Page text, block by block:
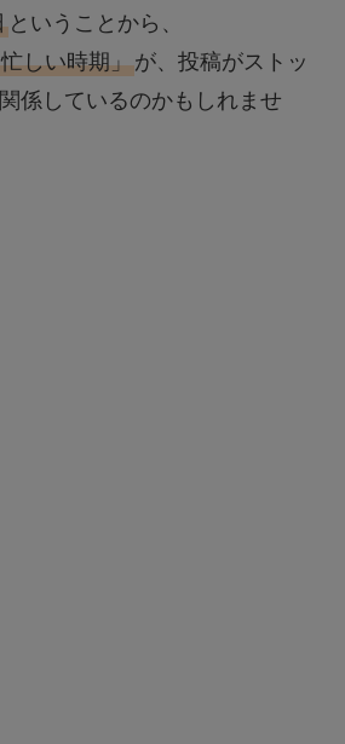
ということから、
しい時期」が、投稿がストッ
係しているのかもしれませ